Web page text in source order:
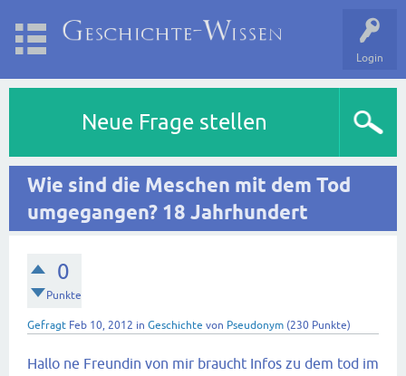
Login
Neue Frage stellen
Wie sind die Meschen mit dem Tod
umgegangen? 18 Jahrhundert
0
Punkte
Gefragt Feb 10, 2012 in Geschichte von Pseudonym (230 Punkte)
Hallo ne Freundin von mir braucht Infos zu dem tod im